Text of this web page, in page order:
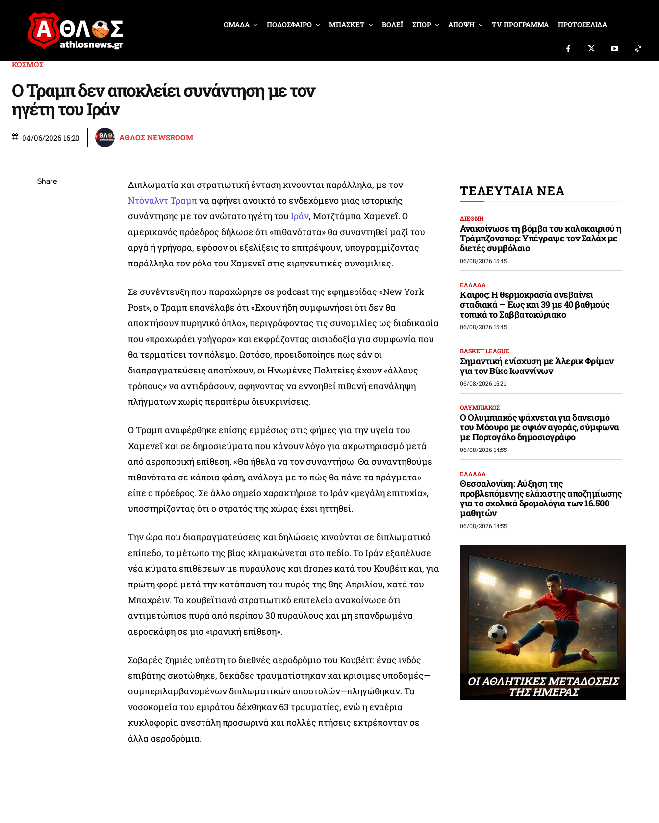
ΟΜΑΔΑ ΠΟΔΟΣΦΑΙΡΟ ΜΠΑΣΚΕΤ ΒΟΛΕΪ ΣΠΟΡ ΑΠΟΨΗ TV ΠΡΟΓΡΑΜΜΑ ΠΡΩΤΟΣΕΛΙΔΑ
ΚΟΣΜΟΣ
Ο Τραμπ δεν αποκλείει συνάντηση με τον
ηγέτη του Ιράν
04/06/2026 16:20 ΑΘΛΟΣ NEWSROOM
Share
Διπλωματία και στρατιωτική ένταση κινούνται παράλληλα, με τον
Ντόναλντ Τραμπνα αφήνει ανοικτό το ενδεχόμενο μιας ιστορικής
συνάντησης με τον ανώτατο ηγέτη του Ιράν, Μοτζτάμπα Χαμενεΐ. Ο
αμερικανός πρόεδρος δήλωσε ότι «πιθανότατα» θα συναντηθεί μαζί του
αργά ή γρήγορα, εφόσον οι εξελίξεις το επιτρέψουν, υπογραμμίζοντας
παράλληλα τον ρόλο του Χαμενεΐ στις ειρηνευτικές συνομιλίες.
Σε συνέντευξη που παραχώρησε σε podcast της εφημερίδας «New York
Post», ο Τραμπ επανέλαβε ότι «Εχουν ήδη συμφωνήσει ότι δεν θα
αποκτήσουν πυρηνικό όπλο», περιγράφοντας τις συνομιλίες ως διαδικασία
που «προχωράει γρήγορα» και εκφράζοντας αισιοδοξία για συμφωνία που
θα τερματίσει τον πόλεμο. Ωστόσο, προειδοποίησε πως εάν οι
διαπραγματεύσεις αποτύχουν, οι Ηνωμένες Πολιτείες έχουν «άλλους
τρόπους» να αντιδράσουν, αφήνοντας να εννοηθεί πιθανή επανάληψη
πλήγματων χωρίς περαιτέρω διευκρινίσεις.
Ο Τραμπ αναφέρθηκε επίσης εμμέσως στις φήμες για την υγεία του
Χαμενεΐ και σε δημοσιεύματα που κάνουν λόγο για ακρωτηριασμό μετά
από αεροπορική επίθεση. «Θα ήθελα να τον συναντήσω. Θα συναντηθούμε
πιθανότατα σε κάποια φάση, ανάλογα με το πώς θα πάνε τα πράγματα»
είπε ο πρόεδρος. Σε άλλο σημείο χαρακτήρισε το Ιράν «μεγάλη επιτυχία»,
υποστηρίζοντας ότι ο στρατός της χώρας έχει ηττηθεί.
Την ώρα που διαπραγματεύσεις και δηλώσεις κινούνται σε διπλωματικό
επίπεδο, το μέτωπο της βίας κλιμακώνεται στο πεδίο. Το Ιράν εξαπέλυσε
νέα κύματα επιθέσεων με πυραύλους και drones κατά του Κουβέιτ και, για
πρώτη φορά μετά την κατάπαυση του πυρός της 8ης Απριλίου, κατά του
Μπαχρέιν. Το κουβεϊτιανό στρατιωτικό επιτελείο ανακοίνωσε ότι
αντιμετώπισε πυρά από περίπου 30 πυραύλους και μη επανδρωμένα
αεροσκάφη σε μια «ιρανική επίθεση».
Σοβαρές ζημιές υπέστη το διεθνές αεροδρόμιο του Κουβέιτ: ένας ινδός
επιβάτης σκοτώθηκε, δεκάδες τραυματίστηκαν και κρίσιμες υποδομές—
συμπεριλαμβανομένων διπλωματικών αποστολών—πληγώθηκαν. Τα
νοσοκομεία του εμιράτου δέχθηκαν 63 τραυματίες, ενώ η εναέρια
κυκλοφορία ανεστάλη προσωρινά και πολλές πτήσεις εκτρέπονταν σε
άλλα αεροδρόμια.
ΤΕΛΕΥΤΑΙΑ ΝΕΑ
ΔΙΕΘΝΗ
Ανακοίνωσε τη βόμβα του καλοκαιριού η
Τράμπζονσπορ: Υπέγραψε τον Σαλάχ με
διετές συμβόλαιο
06/08/2026 15:45
ΕΛΛΑΔΑ
Καιρός: Η θερμοκρασία ανεβαίνει
σταδιακά – Έως και 39 με 40 βαθμούς
τοπικά το Σαββατοκύριακο
06/08/2026 15:45
BASKET LEAGUE
Σημαντική ενίσχυση με Άλερικ Φρίμαν
για τον Βίκο Ιωαννίνων
06/08/2026 15:21
ΟΛΥΜΠΙΑΚΟΣ
Ο Ολυμπιακός ψάχνεται για δανεισμό
του Μόουρα με οψιόν αγοράς, σύμφωνα
με Πορτογάλο δημοσιογράφο
06/08/2026 14:55
ΕΛΛΑΔΑ
Θεσσαλονίκη: Αύξηση της
προβλεπόμενης ελάχιστης αποζημίωσης
για τα σχολικά δρομολόγια των 16.500
μαθητών
06/08/2026 14:55
ΟΙ ΑΘΛΗΤΙΚΕΣ ΜΕΤΑΔΟΣΕΙΣ
ΤΗΣ ΗΜΕΡΑΣ